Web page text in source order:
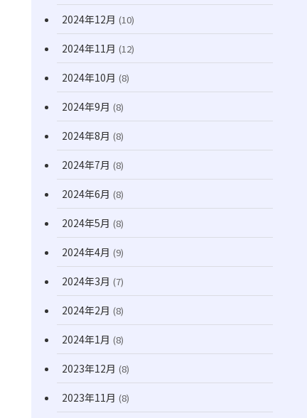
2024年12月 (10)
2024年11月 (12)
2024年10月 (8)
2024年9月 (8)
2024年8月 (8)
2024年7月 (8)
2024年6月 (8)
2024年5月 (8)
2024年4月 (9)
2024年3月 (7)
2024年2月 (8)
2024年1月 (8)
2023年12月 (8)
2023年11月 (8)